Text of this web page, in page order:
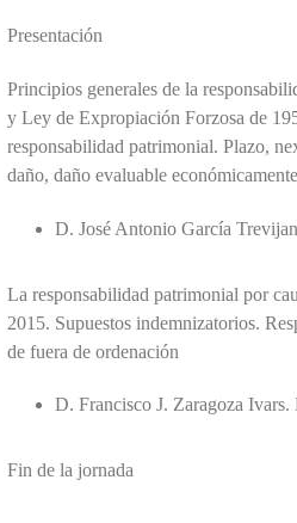
Presentación
Principios generales de la
y Ley de Expropiación Forzosa de
responsabilidad patrimonial. Plazo,
daño, daño evaluable económicamente
D. José Antonio García
La responsabilidad patrimonial por
2015. Supuestos indemnizatorios.
de fuera de ordenación
D. Francisco J. Zaragoza
Fin de la jornada